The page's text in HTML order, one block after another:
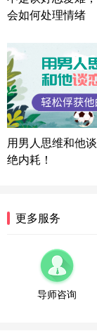
会如何处理情绪
用男人思维和他
绝内耗！
更多服务
导师咨询